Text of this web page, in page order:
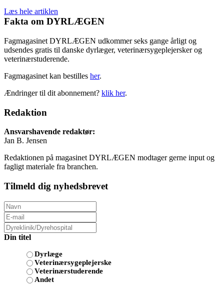
Læs hele artiklen
Fakta om DYRLÆGEN
Fagmagasinet DYRLÆGEN udkommer seks gange årligt og
udsendes gratis til danske dyrlæger, veterinærsygeplejersker og
veterinærstuderende.
Fagmagasinet kan bestilles her.
Ændringer til dit abonnement? klik her.
Redaktion
Ansvarshavende redaktør:
Jan B. Jensen
Redaktionen på magasinet DYRLÆGEN modtager gerne input og
fagligt materiale fra branchen.
Tilmeld dig nyhedsbrevet
Din titel
Dyrlæge
Veterinærsygeplejerske
Veterinærstuderende
Andet